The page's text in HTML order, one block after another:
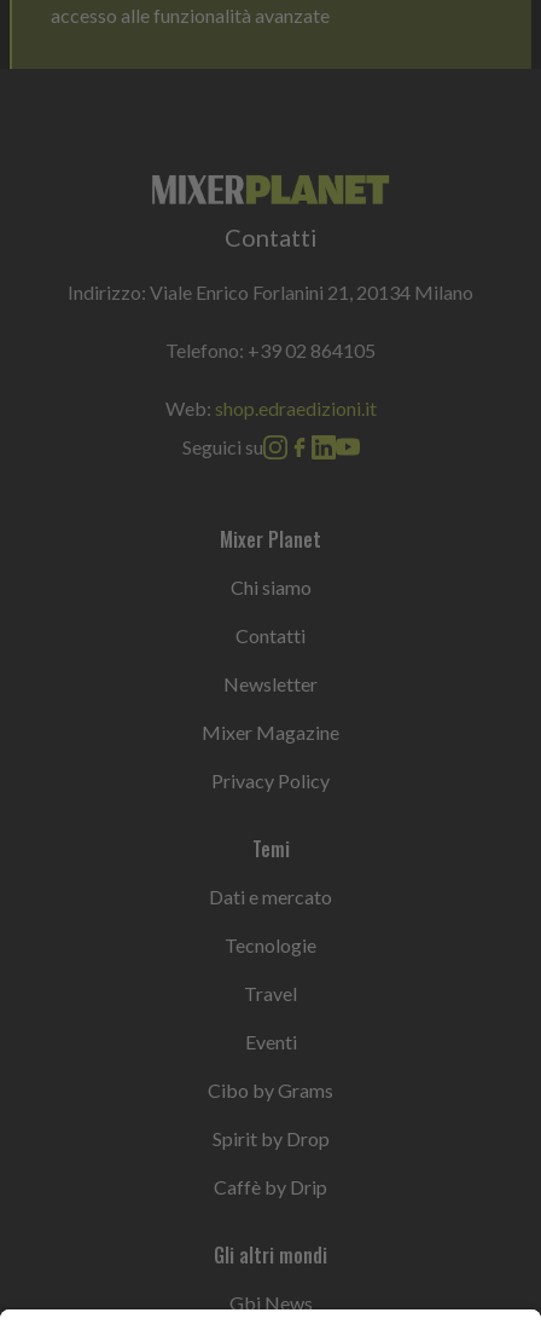
accesso alle funzionalità avanzate
Contatti
Indirizzo: Viale Enrico Forlanini 21, 20134 Milano
Telefono: +39 02 864105
Web: shop.edraedizioni.it
Seguici su
Mixer Planet
Chi siamo
Contatti
Newsletter
Mixer Magazine
Privacy Policy
Temi
Dati e mercato
Tecnologie
Travel
Eventi
Cibo by Grams
Spirit by Drop
Caffè by Drip
Gli altri mondi
Gbi News